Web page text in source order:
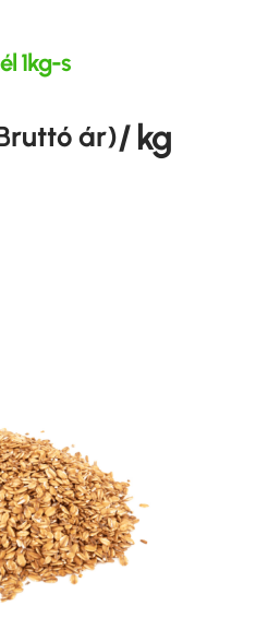
1kg-s
ár)/ kg